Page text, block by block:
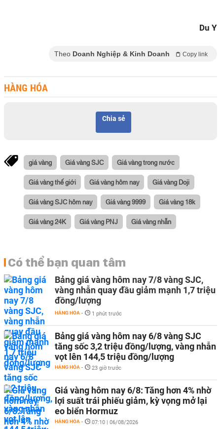
Du Y
Theo Doanh Nghiệp & Kinh Doanh Copy link
HÀNG HÓA
Chia sẻ
giá vàng Giá vàng SJC Giá vàng trong nước
Giá vàng thế giới Giá vàng hôm nay Giá vàng Doji
Giá vàng SJC hôm nay Giá vàng 9999 Giá vàng 18k
Giá vàng 24K Giá vàng PNJ Giá vàng nhẫn
Có thể bạn quan tâm
Bảng giá vàng hôm nay 7/8 vàng SJC,
vàng nhẫn quay đầu giảm mạnh 1,7 triệu
đồng/lượng
HÀNG HÓA - 1 phút trước
Bảng giá vàng hôm nay 6/8 vàng SJC
tăng sốc 3,2 triệu đồng/lượng, vàng nhẫn
vọt lên 144,5 triệu đồng/lượng
HÀNG HÓA - 23 giờ trước
Giá vàng hôm nay 6/8: Tăng hơn 4% nhờ
lợi suất trái phiếu giảm, kỳ vọng mở lại
eo biển Hormuz
HÀNG HÓA - 07:10 | 06/08/2026